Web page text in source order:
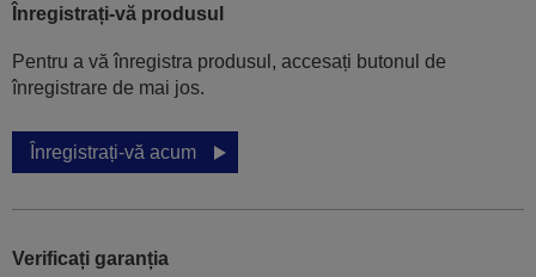
Înregistrați-vă produsul
Pentru a vă înregistra produsul, accesați butonul de
înregistrare de mai jos.
Înregistrați-vă acum
Verificați garanția